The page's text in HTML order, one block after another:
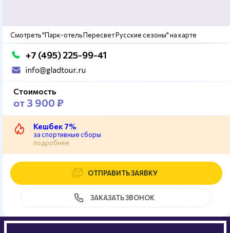
Смотреть "Парк-отель Пересвет Русские сезоны" на карте
+7 (495) 225-99-41
info@gladtour.ru
Стоимость
от 3 900 ₽
Кешбек 7%
за спортивные сборы
подробнее
ОТПРАВИТЬ ЗАЯВКУ
ЗАКАЗАТЬ ЗВОНОК